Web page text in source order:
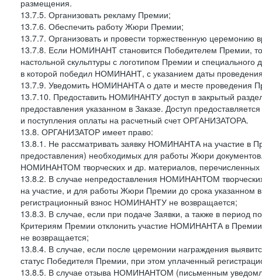
размещения.
13.7.5. Организовать рекламу Премии;
13.7.6. Обеспечить работу Жюри Премии;
13.7.7. Организовать и провести торжественную церемонию
13.7.8. Если НОМИНАНТ становится Победителем Премии,
настольной скульптуры с логотипом Премии и
в которой победил НОМИНАНТ, с указанием даты
13.7.9. Уведомить НОМИНАНТА о дате и месте проведения
13.7.10. Предоставить НОМИНАНТУ доступ в закрытый
предоставления указанном в Заказе. Доступ
и поступления оплаты на расчетный счет ОРГАНИЗАТОРА.
13.8. ОРГАНИЗАТОР имеет право:
13.8.1. Не рассматривать заявку НОМИНАНТА на участие в
предоставления) необходимых для работы Жюри
НОМИНАНТОМ творческих и др. материалов, перечисленных
13.8.2. В случае непредоставления НОМИНАНТОМ
на участие, и для работы Жюри Премии до срока
регистрационный взнос НОМИНАНТУ не возвращается;
13.8.3. В случае, если при подаче Заявки, а также в период
Критериям Премии отклонить участие НОМИНАНТА в
не возвращается;
13.8.4. В случае, если после церемонии награждения
статус Победителя Премии, при этом уплаченный
13.8.5. В случае отзыва НОМИНАНТОМ (письменным